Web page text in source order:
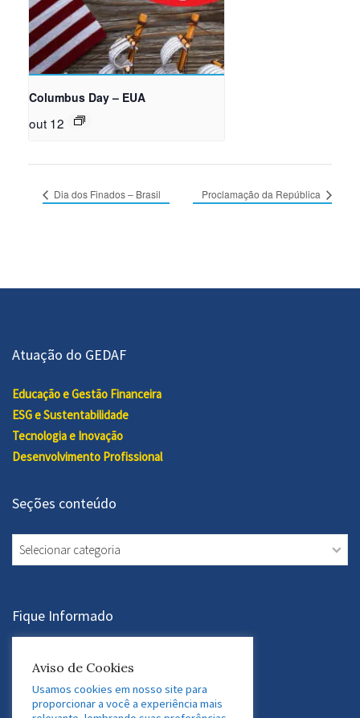
Columbus Day – EUA
out 12
Dia dos Finados – Brasil Proclamação da República
Atuação do GEDAF
Educação e Gestão Financeira
ESG e Sustentabilidade
Tecnologia e Inovação
Desenvolvimento Profissional
Seções conteúdo
Seções
conteúdo
Fique Informado
Assine a Newsletter
Aviso de Cookies
Usamos cookies em nosso site para
proporcionar a você a experiência mais